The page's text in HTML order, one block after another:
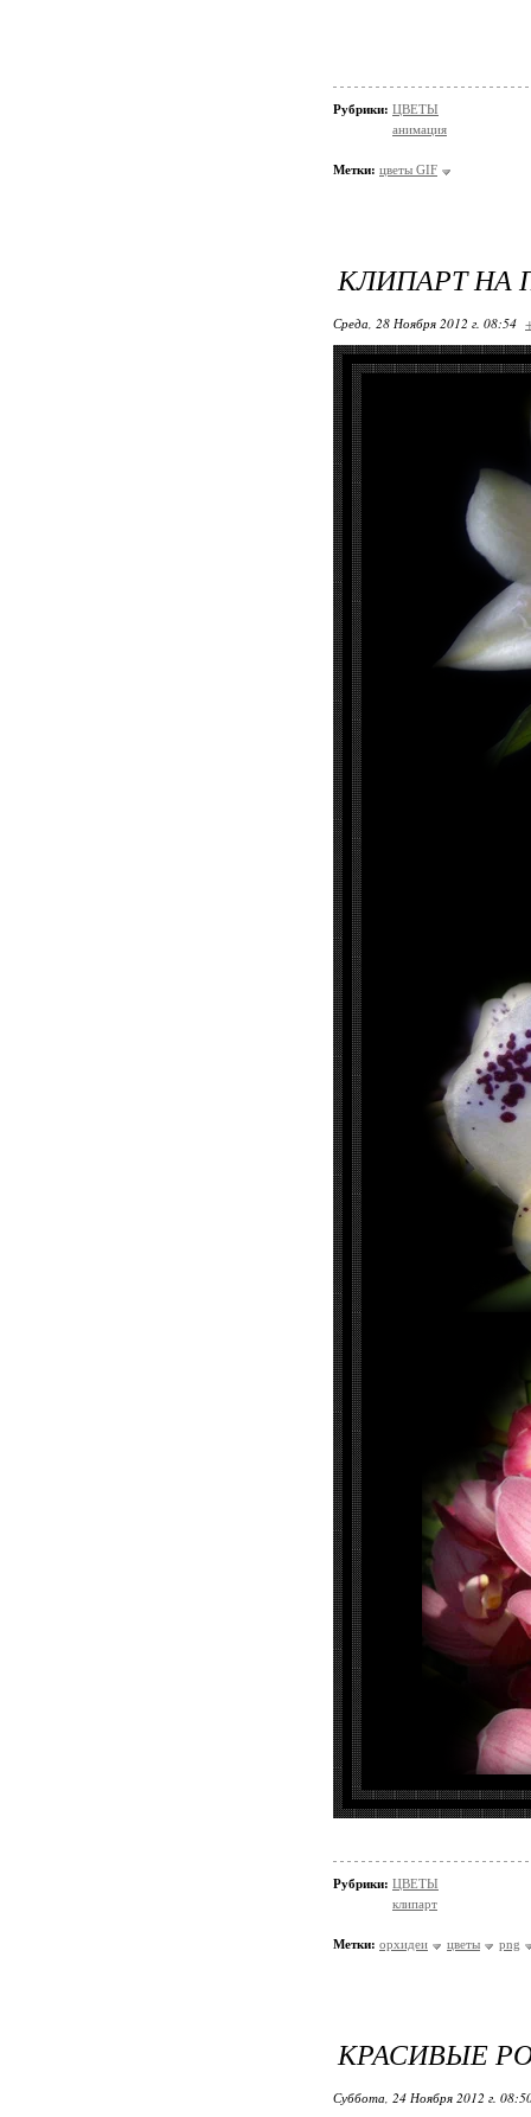
Рубрики: ЦВЕТЫ
анимация
Метки: цветы GIF
КЛИПАРТ НА
Среда, 28 Ноября 2012 г. 08:54
Рубрики: ЦВЕТЫ
клипарт
Метки: орхидеи цветы png
КРАСИВЫЕ
Суббота, 24 Ноября 2012 г.